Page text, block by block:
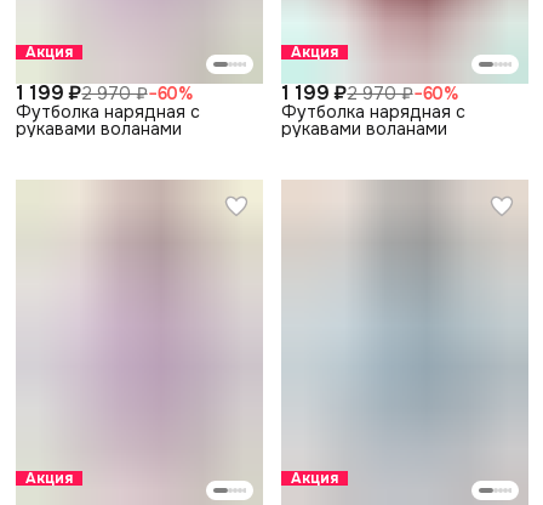
Акция
1 199 ₽2 970 ₽−60%
Футболка нарядная с
рукавами воланами
Акция
1 199 ₽2 970 ₽−60%
Футболка нарядная с
рукавами воланами
Акция Акция